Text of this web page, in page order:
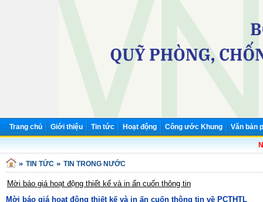
Trang chủ Giới thiệu Tin tức Hoạt động Công ước Khung Văn bản
TIN TỨC TIN TRONG NƯỚC
Mời báo giá hoạt động thiết kế và in ấn cuốn thông tin
Mời báo giá hoạt động thiết kế và in ấn cuốn thông tin về PCTHTL